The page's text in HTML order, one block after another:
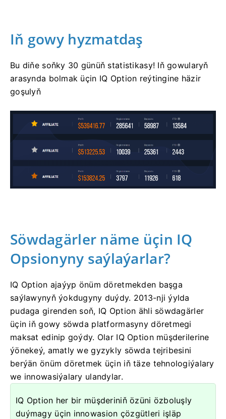
Iň gowy hyzmatdaş
Bu diňe soňky 30 günüň statistikasy! Iň gowularyň
arasynda bolmak üçin IQ Option reýtingine häzir
goşulyň
Söwdagärler näme üçin IQ
Opsionyny saýlaýarlar?
IQ Option ajaýyp önüm döretmekden başga
saýlawynyň ýokdugyny duýdy. 2013-nji ýylda
pudaga girenden soň, IQ Option ähli söwdagärler
üçin iň gowy söwda platformasyny döretmegi
maksat edinip goýdy. Olar IQ Option müşderilerine
ýönekeý, amatly we gyzykly söwda tejribesini
berýän önüm döretmek üçin iň täze tehnologiýalary
we innowasiýalary ulandylar.
IQ Option her bir müşderiniň özüni özboluşly
duýmagy üçin innowasion çözgütleri işläp